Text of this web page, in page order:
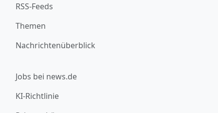
RSS-Feeds
Themen
Nachrichtenüberblick
Jobs bei news.de
KI-Richtlinie